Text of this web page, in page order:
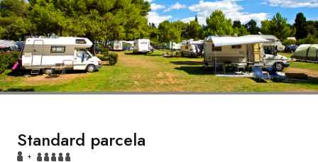
Standard parcela
+